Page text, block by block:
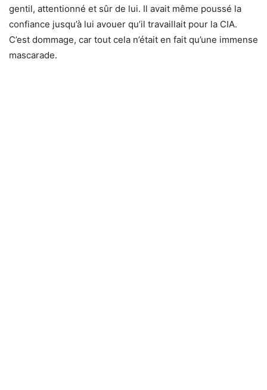
gentil, attentionné et sûr de lui. Il avait même poussé la
confiance jusqu’à lui avouer qu’il travaillait pour la CIA.
C’est dommage, car tout cela n’était en fait qu’une immense
mascarade.